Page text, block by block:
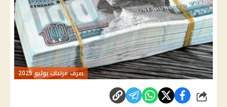
صرف مرتبات يوليو 2025
شارك